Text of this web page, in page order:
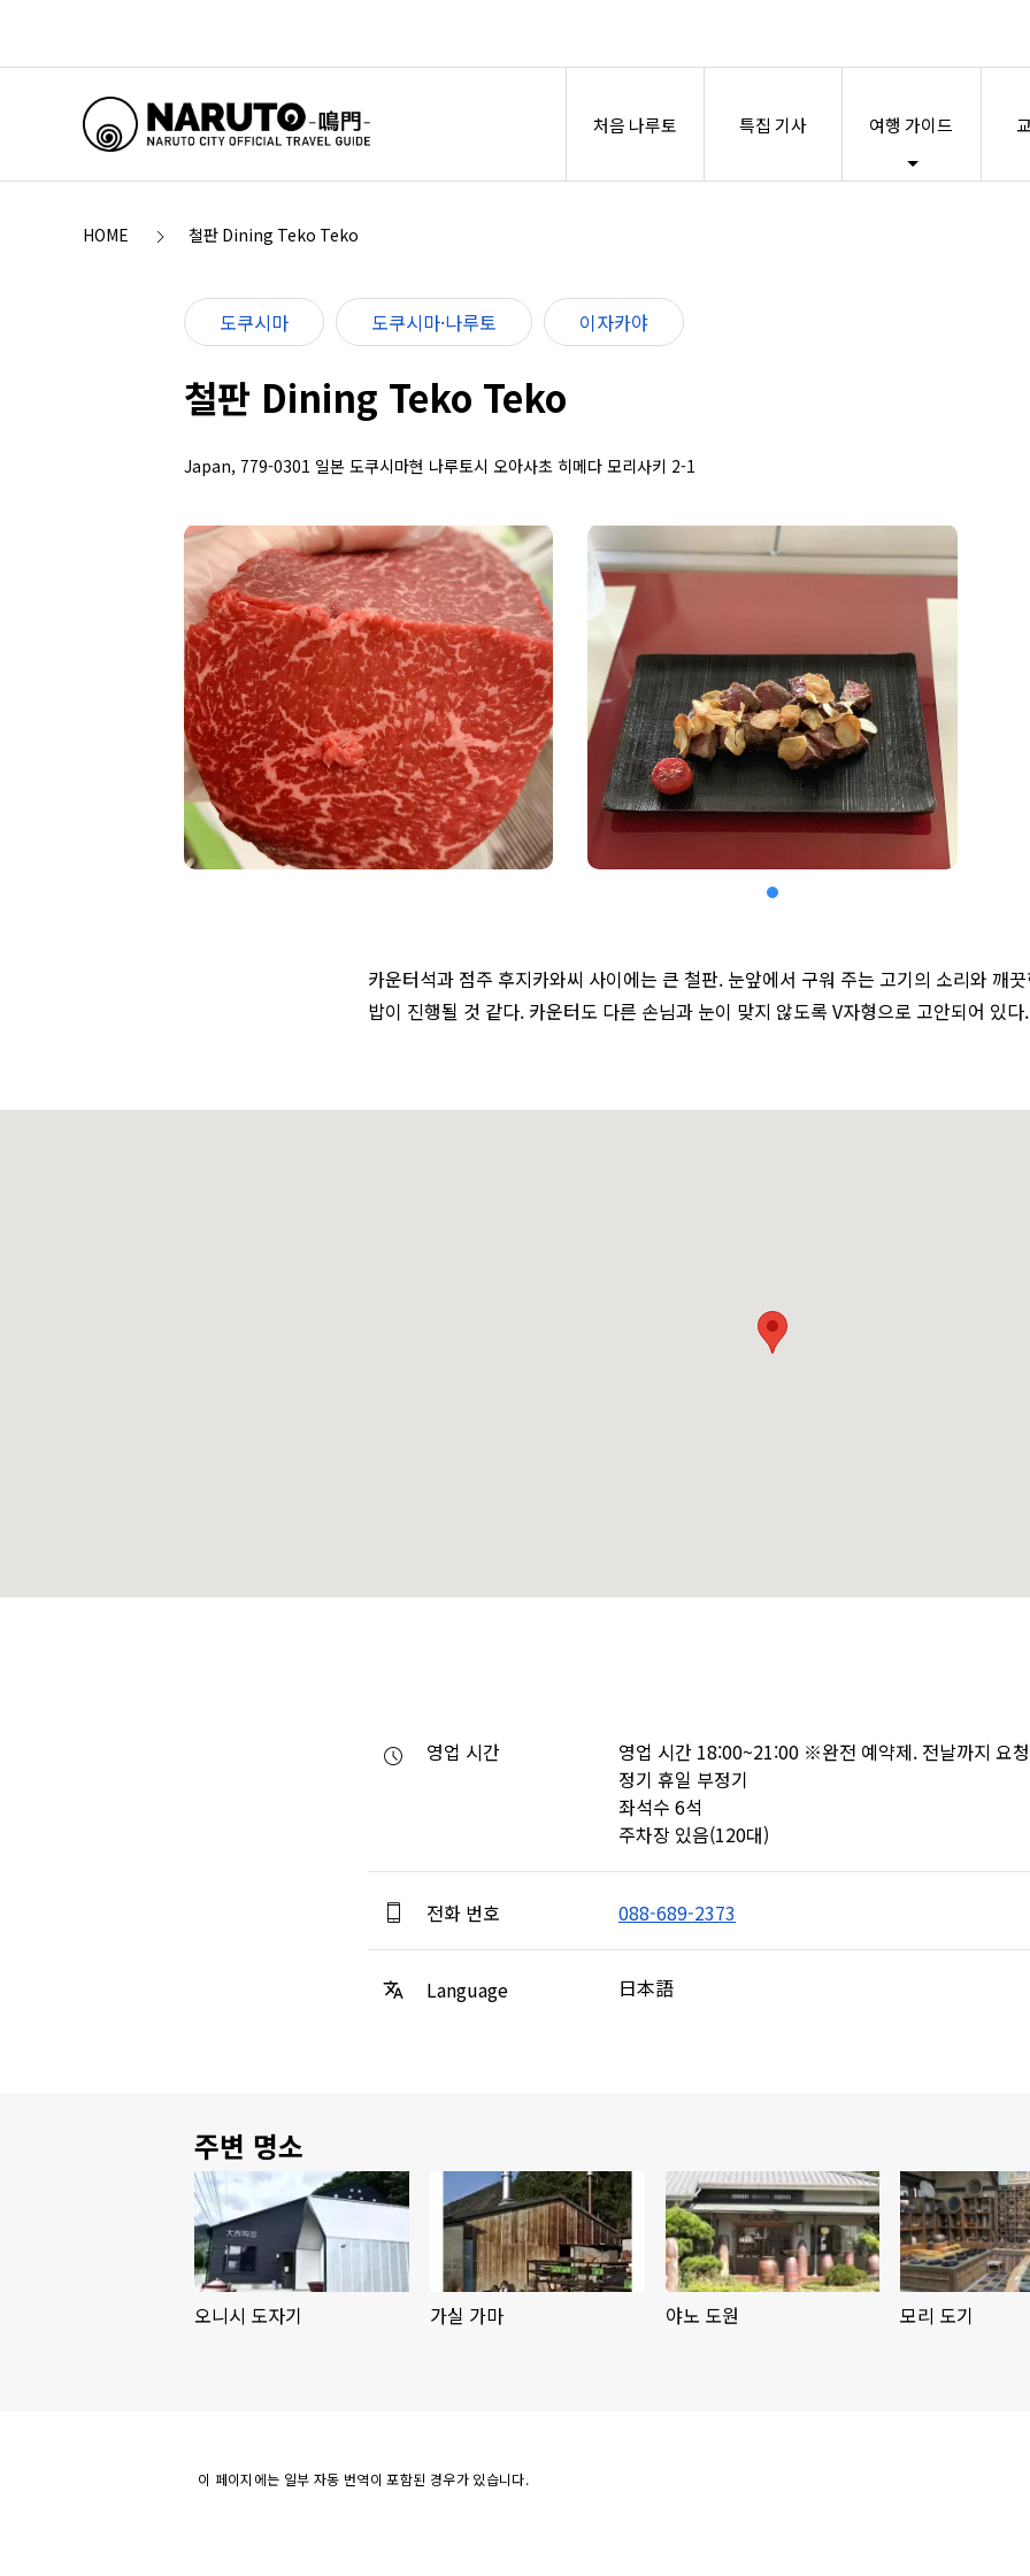
처음 나루토 특집 기사 여행 가이드
HOME 철판 Dining Teko Teko
도쿠시마 도쿠시마·나루토 이자카야
철판 Dining Teko Teko
Japan, 779-0301 일본 도쿠시마현 나루토시 오아사초 히메다 모리사키 2-1
카운터석과 점주 후지카와씨 사이에는 큰 철판. 눈앞에서 구워 주는 고기의 소리와 깨
밥이 진행될 것 같다. 카운터도 다른 손님과 눈이 맞지 않도록 V자형으로 고안되어 있다.
영업 시간
영업 시간 18:00~21:00 ※완전 예약제. 전날까지 요
정기 휴일 부정기
좌석수 6석
주차장 있음(120대)
전화 번호 088-689-2373
Language 日本語
주변 명소
오니시 도자기 가실 가마 야노 도원 모리 도기
이 페이지에는 일부 자동 번역이 포함된 경우가 있습니다.